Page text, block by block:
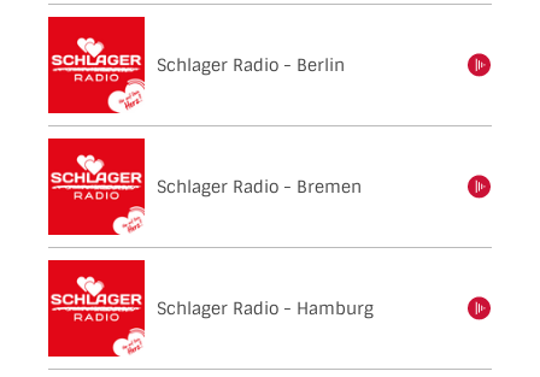
Schlager Radio - Berlin
Schlager Radio - Bremeneinschalten
Schlager Radio - Hamburgeinschalten